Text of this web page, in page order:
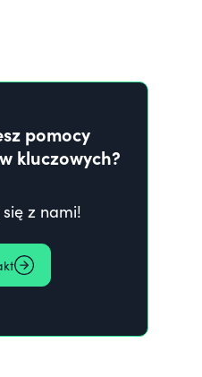
pomocy
kluczowych?
z nami!